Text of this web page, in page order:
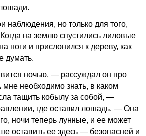
наблюдения, но только для того,
на землю спустились лиловые
ноги и прислонился к дереву, как
думать.
ночью, — рассуждал он про
необходимо знать, в каком
тащить кобылу за собой, —
где оставил лошадь. — Она
ночи теперь лунные, и ее может
оставить ее здесь — безопасней и